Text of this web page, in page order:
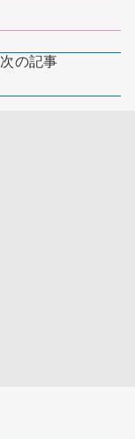
次の記事